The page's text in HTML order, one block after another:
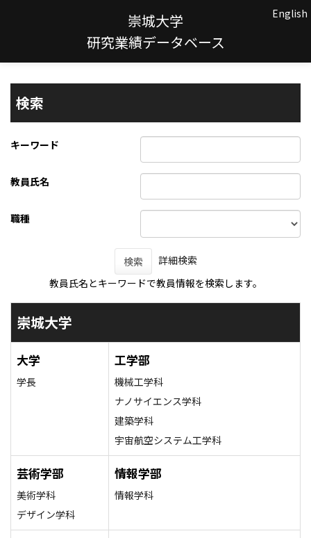
崇城大学
研究業績データベース
English
検索
キーワード
教員氏名
職種
検索
詳細検索
教員氏名とキーワードで教員情報を検索します。
崇城大学
大学
学長
工学部
機械工学科
ナノサイエンス学科
建築学科
宇宙航空システム工学科
芸術学部
美術学科
デザイン学科
情報学部
情報学科